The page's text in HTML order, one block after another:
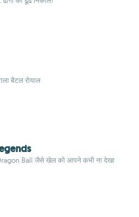
बैटल रोयाल
Dragon Ball जैसे खेल को आपने कभी ना देखा